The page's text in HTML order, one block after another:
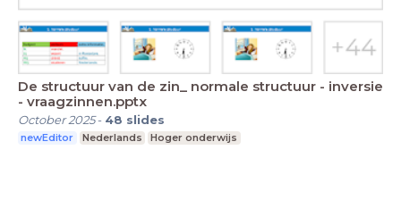
De structuur van de zin_ normale structuur - inversie
- vraagzinnen.pptx
October 2025- 48 slides
newEditor Nederlands Hoger onderwijs